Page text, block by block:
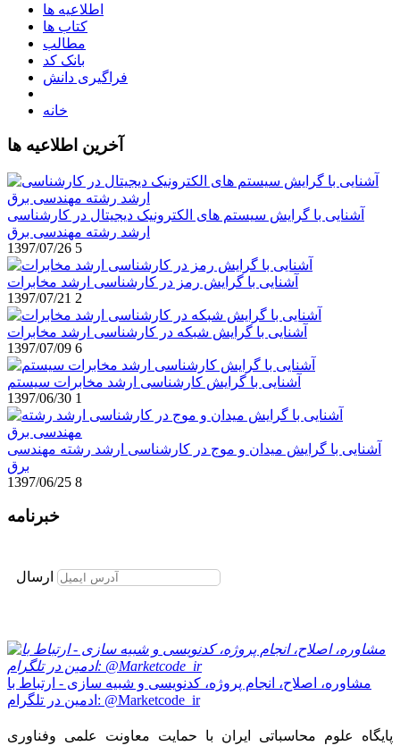
اطلاعیه ها
کتاب ها
مطالب
بانک کد
فراگیری دانش
خانه
آخرین اطلاعیه ها
آشنایی با گرایش سیستم های الکترونیک دیجیتال در کارشناسی
ارشد رشته مهندسی برق
1397/07/26 5
آشنایی با گرایش رمز در کارشناسی ارشد مخابرات
1397/07/21 2
آشنایی با گرایش شبکه در کارشناسی ارشد مخابرات
1397/07/09 6
آشنایی با گرایش کارشناسی ارشد مخابرات سیستم
1397/06/30 1
آشنایی با گرایش میدان و موج در کارشناسی ارشد رشته مهندسی
برق
1397/06/25 8
خبرنامه
ارسال
مشاوره، اصلاح، انجام پروژه، کدنویسی و شبیه سازی - ارتباط با
ادمین در تلگرام: @Marketcode_ir
پایگاه علوم محاسباتی ایران با حمایت معاونت علمی وفناوری